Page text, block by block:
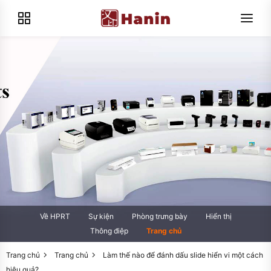
Về HPRT Sự kiện Phòng trưng bày
Hiển thị
Thông điệp
Trang chủ
Trang chủ Trang chủ
Làm thế nào để đánh dấu slide hiển vi một cách